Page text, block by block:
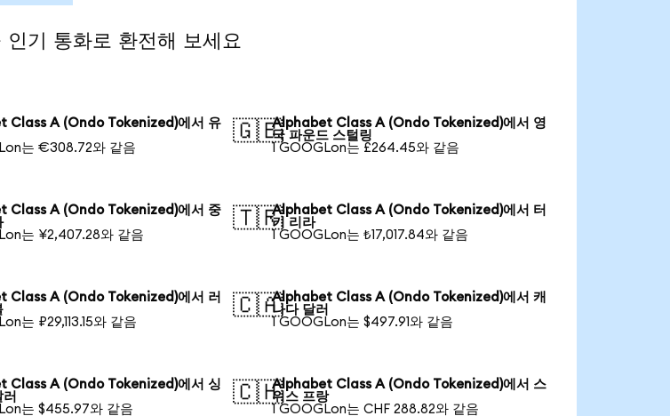
통화로 환전해 보세요
Class A (Ondo Tokenized)에서 유
는 €308.72와 같음
🇬🇧Alphabet Class A (Ondo Tokenized)에서 영
국 파운드 스털링
1 GOOGLon는 £264.45와 같음
Class A (Ondo Tokenized)에서 중
는 ¥2,407.28와 같음
🇹🇷Alphabet Class A (Ondo Tokenized)에서 터
키 리라
1 GOOGLon는 ₺17,017.84와 같음
Class A (Ondo Tokenized)에서 러
는 ₽29,113.15와 같음
🇨🇦Alphabet Class A (Ondo Tokenized)에서 캐
나다 달러
1 GOOGLon는 $497.91와 같음
Class A (Ondo Tokenized)에서 싱
는 $455.97와 같음
🇨🇭Alphabet Class A (Ondo Tokenized)에서 스
위스 프랑
1 GOOGLon는 CHF 288.82와 같음